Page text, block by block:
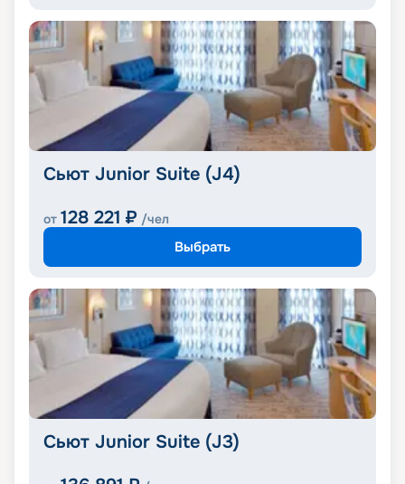
Сьют Junior Suite (J4)
от 128 221 ₽ /чел
Выбрать
Сьют Junior Suite (J3)